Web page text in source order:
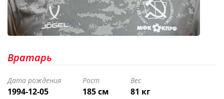
Вратарь
Дата рождения
1994-12-05
Рост
185 см
Вес
81 кг